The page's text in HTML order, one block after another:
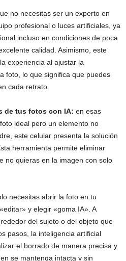
no necesitas ser un experto en
profesional o luces artificiales, ya
incluso en condiciones de poca
calidad. Asimismo, este
experiencia al ajustar la
foto, lo que significa que puedes
cada retrato.
de tus fotos con IA: en esas
ideal pero un elemento no
este celular presenta la solución
herramienta permite eliminar
no quieras en la imagen con solo
necesitas abrir la foto en tu
y elegir «goma IA». A
del sujeto o del objeto que
pasos, la inteligencia artificial
el borrado de manera precisa y
se mantenga intacta y sin